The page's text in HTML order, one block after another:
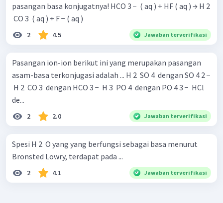
pasangan basa konjugatnya! HCO 3 − ​ ( aq ) + HF ( aq ) → H 2
​ CO 3 ​ ( aq ) + F − ( aq )
2 4.5 Jawaban terverifikasi
Pasangan ion-ion berikut ini yang merupakan pasangan
asam-basa terkonjugasi adalah ... H 2 ​ SO 4 ​ dengan SO 4 2 −
de...
2 2.0 Jawaban terverifikasi
Spesi H 2 ​ O yang yang berfungsi sebagai basa menurut
Bronsted Lowry, terdapat pada ...
2 4.1 Jawaban terverifikasi